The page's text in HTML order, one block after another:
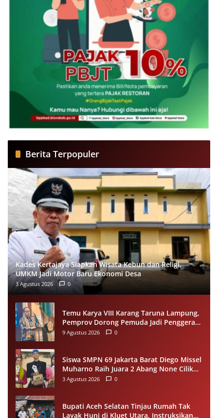
Berita Terpopuler
Kades Kertajaya Siapkan Wisata Kebun dan Religi,
UMKM Jadi Motor Baru Ekonomi Desa
3 Agustus 2026 0
Temu Karya VIII Karang Taruna Lampung,
Pemprov Dorong Pemuda Jadi Penggerak
Ekonomi Desa
9 Agustus 2026 0
Siswa SMPN 69 Jakarta Barat Diego Missel
Muharno Raih Juara 2 Abang None Cilik
dan Remaja Kencur 2026
3 Agustus 2026 0
Bupati Aceh Selatan Tinjau Rumah Tak
Layak Huni di Kluet Utara, Instruksikan